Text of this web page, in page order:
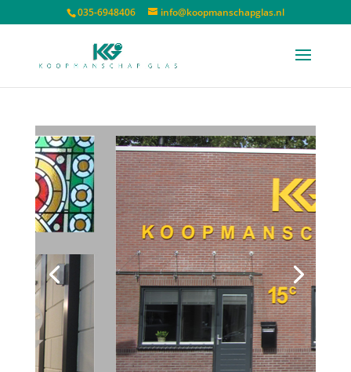
035-6948406 info@koopmanschapglas.nl